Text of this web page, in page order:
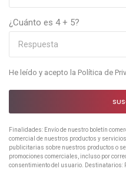
¿Cuánto es 4 + 5?
He leído y acepto la Política de
Finalidades: Envío de nuestro boletín
comercial de nuestros productos y
publicitarias sobre nuestros productos o
promociones comerciales, incluso por
consentimiento del usuario. Destinatarios: